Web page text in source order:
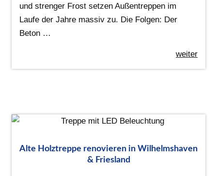
und strenger Frost setzen Außentreppen im
Laufe der Jahre massiv zu. Die Folgen: Der
Beton …
weiter
Alte Holztreppe renovieren in Wilhelmshaven
& Friesland